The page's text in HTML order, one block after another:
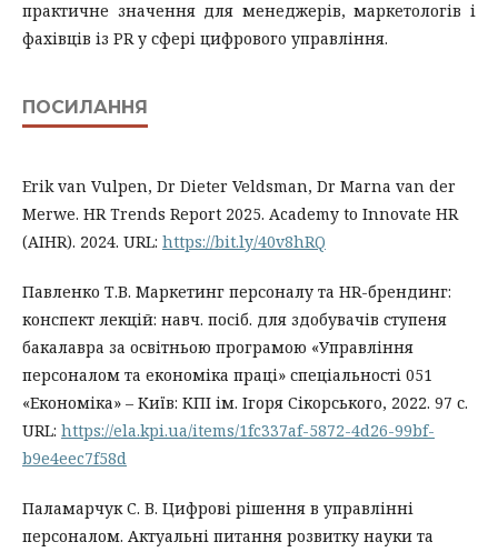
практичне значення для менеджерів, маркетологів і
фахівців із PR у сфері цифрового управління.
ПОСИЛАННЯ
Erik van Vulpen, Dr Dieter Veldsman, Dr Marna van der
Merwe. HR Trends Report 2025. Academy to Innovate HR
(AIHR). 2024. URL: https://bit.ly/40v8hRQ
Павленко Т.В. Маркетинг персоналу та HR-брендинг:
конспект лекцій: навч. посіб. для здобувачів ступеня
бакалавра за освітньою програмою «Управління
персоналом та економіка праці» спеціальності 051
«Економіка» – Київ: КПІ ім. Ігоря Сікорського, 2022. 97 с.
URL: https://ela.kpi.ua/items/1fc337af-5872-4d26-99bf-
b9e4eec7f58d
Паламарчук С. В. Цифрові рішення в управлінні
персоналом. Актуальні питання розвитку науки та